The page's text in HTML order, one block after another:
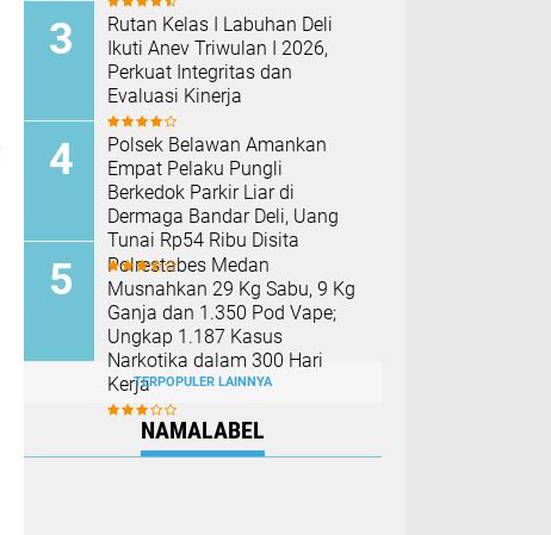
Rutan Kelas I Labuhan Deli
Ikuti Anev Triwulan I 2026,
Perkuat Integritas dan
Evaluasi Kinerja
Polsek Belawan Amankan
Empat Pelaku Pungli
Berkedok Parkir Liar di
Dermaga Bandar Deli, Uang
Tunai Rp54 Ribu Disita
Polrestabes Medan
Musnahkan 29 Kg Sabu, 9 Kg
Ganja dan 1.350 Pod Vape;
Ungkap 1.187 Kasus
Narkotika dalam 300 Hari
KerjaTERPOPULER LAINNYA
NAMALABEL